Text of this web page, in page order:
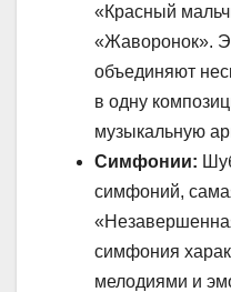
«Красный
«Жаворонок».
объединяют
в одну
музыкальную
Симфонии:
симфоний,
симфония
мелодиями и